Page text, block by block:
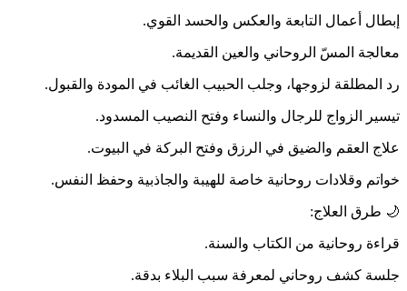
إبطال أعمال التابعة والعكس والحسد القوي.
معالجة المسّ الروحاني والعين القديمة.
رد المطلقة لزوجها، وجلب الحبيب الغائب في المودة والقبول.
تيسير الزواج للرجال والنساء وفتح النصيب المسدود.
علاج العقم والضيق في الرزق وفتح البركة في البيوت.
خواتم وقلادات روحانية خاصة للهيبة والجاذبية وحفظ النفس.
🌙 طرق العلاج:
قراءة روحانية من الكتاب والسنة.
جلسة كشف روحاني لمعرفة سبب البلاء بدقة.